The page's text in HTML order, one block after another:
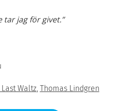
jag för givet.”
Waltz, Thomas Lindgren